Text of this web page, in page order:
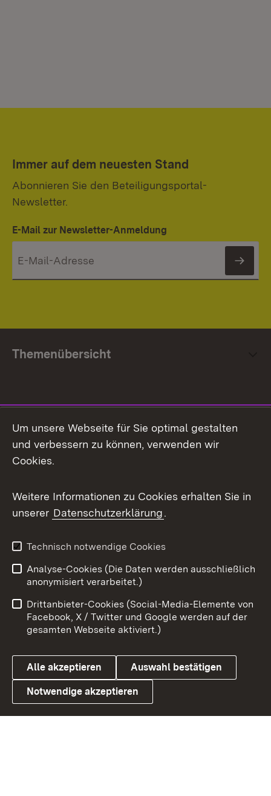
Immer auf dem neuesten Stand
Abonnieren Sie den Beteiligungsportal-
Newsletter.
E-Mail zur Newsletter-Anmeldung
Themenübersicht
Facebook
X / Twitter
Youtube
Link zum Landesportal
Impressum
Kontakt
Barrierefreiheit
Datenschutz
Cookies
Um unsere Webseite für Sie optimal gestalten
und verbessern zu können, verwenden wir
Cookies.
Weitere Informationen zu Cookies erhalten Sie in
unserer Datenschutzerklärung.
Technisch notwendige Cookies
Analyse-Cookies (Die Daten werden ausschließlich
anonymisiert verarbeitet.)
Drittanbieter-Cookies (Social-Media-Elemente von
Facebook, X / Twitter und Google werden auf der
gesamten Webseite aktiviert.)
Alle akzeptieren Auswahl bestätigen
Notwendige akzeptieren